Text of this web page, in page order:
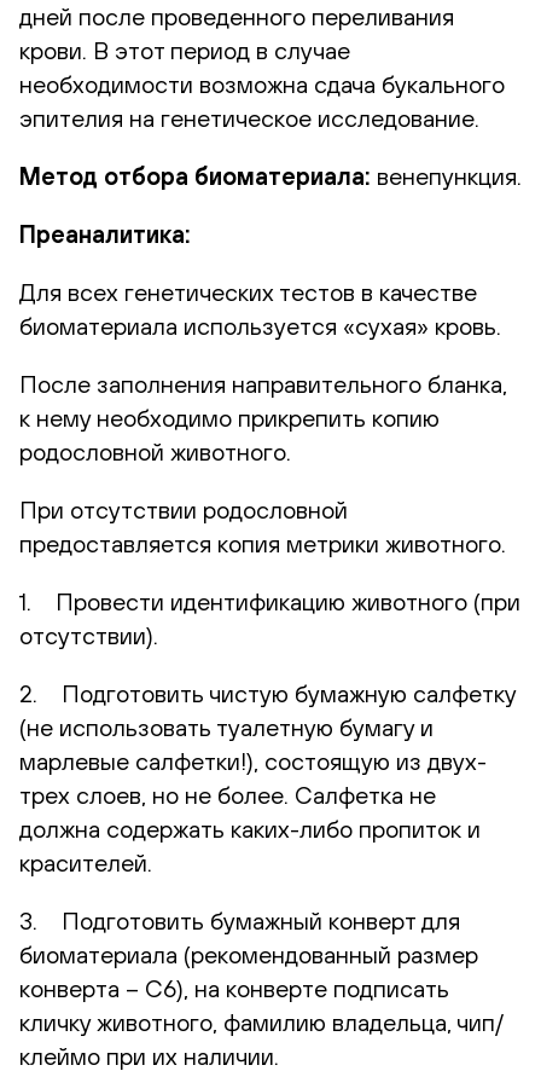
дней после проведенного переливания
крови. В этот период в случае
необходимости возможна сдача букального
эпителия на генетическое исследование.
Метод отбора биоматериала: венепункция.
Преаналитика:
Для всех генетических тестов в качестве
биоматериала используется «сухая» кровь.
После заполнения направительного бланка,
к нему необходимо прикрепить копию
родословной животного.
При отсутствии родословной
предоставляется копия метрики животного.
1. Провести идентификацию животного (при
отсутствии).
2. Подготовить чистую бумажную салфетку
(не использовать туалетную бумагу и
марлевые салфетки!), состоящую из двух-
трех слоев, но не более. Салфетка не
должна содержать каких-либо пропиток и
красителей.
3. Подготовить бумажный конверт для
биоматериала (рекомендованный размер
конверта – С6), на конверте подписать
кличку животного, фамилию владельца, чип/
клеймо при их наличии.